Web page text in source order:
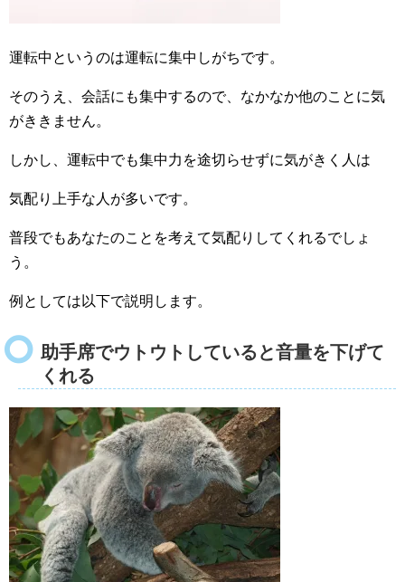
運転中というのは運転に集中しがちです。
そのうえ、会話にも集中するので、なかなか他のことに気
がききません。
しかし、運転中でも集中力を途切らせずに気がきく人は
気配り上手な人が多いです。
普段でもあなたのことを考えて気配りしてくれるでしょ
う。
例としては以下で説明します。
助手席でウトウトしていると音量を下げて
くれる